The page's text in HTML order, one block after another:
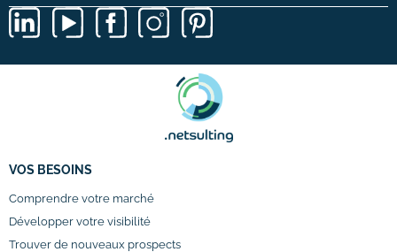
VOS BESOINS
Comprendre votre marché
Développer votre visibilité
Trouver de nouveaux prospects